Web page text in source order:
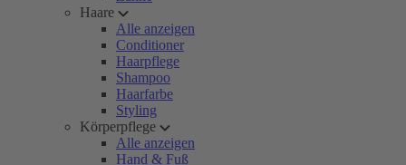
Haare
Alle anzeigen
Conditioner
Haarpflege
Shampoo
Haarfarbe
Styling
Körperpflege
Alle anzeigen
Hand & Fuß